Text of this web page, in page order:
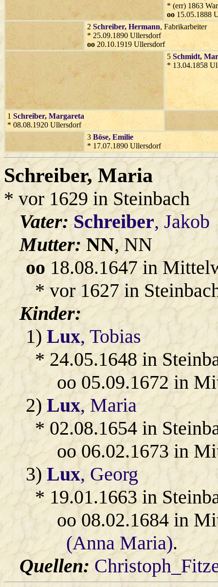
* (err) 1863
oo 15.05.1888
2 Schreiber, Hermann, Fabrikarbeiter
* 25.09.1890 Ullersdorf
oo 20.10.1919 Ullersdorf
5 Schmidt,
* 13.04.1858
1 Schreiber, Margareta
* 08.08.1920 Ullersdorf
3 Böse, Emilie
* 17.07.1890 Ullersdorf
Schreiber, Maria
* vor 1629 in Steinbach
Vater:Schreiber, Jakob
Mutter: NN, NN
oo18.08.1647 in
* vor 1627 in
Kinder:
1)Lux, Tobias
* 24.05.1648 in
oo 05.09.1672 in
2)Lux, Maria
* 02.08.1654 in
oo 06.02.1673 in
3)Lux, Georg
* 19.01.1663 in
oo 08.02.1684 in
(Anna Maria).
Quellen: